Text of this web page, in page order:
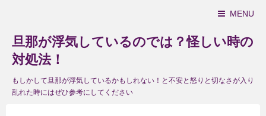
MENU
旦那が浮気しているのでは？怪しい時の
対処法！
もしかして旦那が浮気しているかもしれない！と不安と怒りと切なさが入り
乱れた時にはぜひ参考にしてください